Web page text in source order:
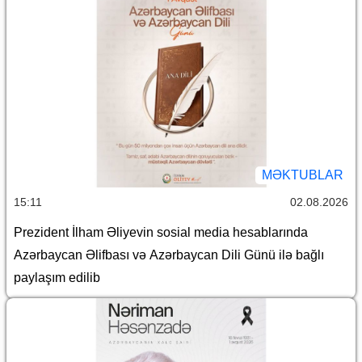
MƏKTUBLAR
15:11 02.08.2026
Prezident İlham Əliyevin sosial media hesablarında
Azərbaycan Əlifbası və Azərbaycan Dili Günü ilə bağlı
paylaşım edilib